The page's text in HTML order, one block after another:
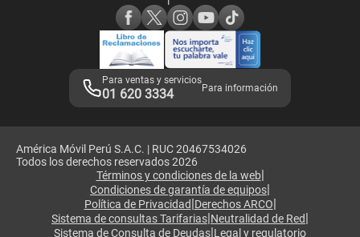
Mensaje de Seguridad
Términos y Condiciones de Tienda Claro
Libro de Reclamaciones
Legales de marketplace
Para ventas y servicios
01 620 3334 Para información
América Móvil Perú S.A.C. | RUC 20467534026
Todos los derechos reservados 2026
Términos y condiciones de la web|
Condiciones de garantía de equipos|
Política de Privacidad|Derechos ARCO|
Sistema de consultas Tarifarias|Neutralidad de Red|
Sistema de Consulta de Deudas|Legal y regulatorio